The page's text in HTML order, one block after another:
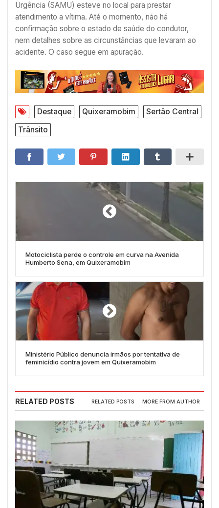
Urgência (SAMU) esteve no local para prestar
atendimento a vítima. Até o momento, não há
confirmação sobre o estado de saúde do condutor,
nem detalhes sobre as circunstâncias que levaram ao
acidente. O caso segue em apuração.
Destaque Quixeramobim
Sertão Central
Trânsito
Motociclista perde o controle em curva na Avenida
Humberto Sena, em Quixeramobim
Ministério Público denuncia irmãos por tentativa de
feminicídio contra jovem em Quixeramobim
RELATED POSTS RELATED POSTS MORE FROM AUTHOR